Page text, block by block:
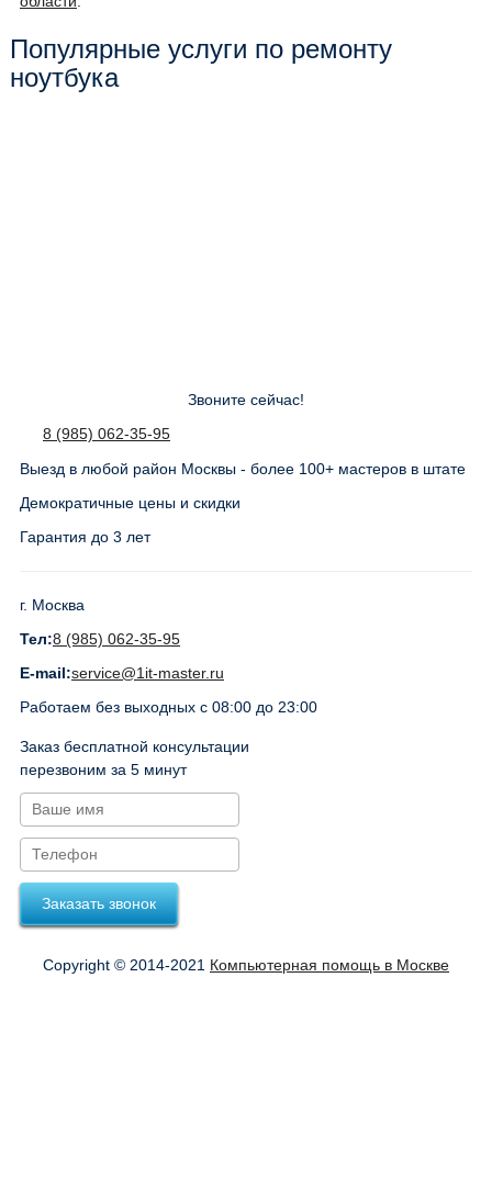
Популярные услуги по ремонту
ноутбука
Звоните сейчас!
8 (985) 062-35-95
Выезд в любой район Москвы - более 100+ мастеров в штате
Демократичные цены и скидки
Гарантия до 3 лет
г. Москва
Тел:8 (985) 062-35-95
E-mail:service@1it-master.ru
Работаем без выходных с 08:00 до 23:00
Заказ бесплатной консультации
перезвоним за 5 минут
Заказать звонок
Copyright © 2014-2021 Компьютерная помощь в Москве